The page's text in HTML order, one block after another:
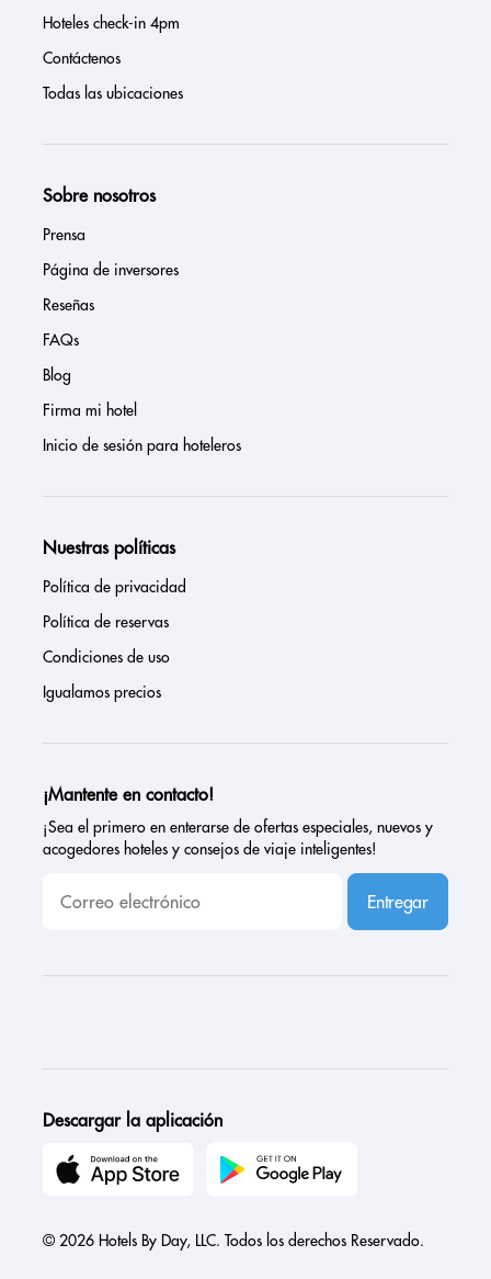
Hoteles check-in 4pm
Contáctenos
Todas las ubicaciones
Sobre nosotros
Prensa
Página de inversores
Reseñas
FAQs
Blog
Firma mi hotel
Inicio de sesión para hoteleros
Nuestras políticas
Política de privacidad
Política de reservas
Condiciones de uso
Igualamos precios
¡Mantente en contacto!
¡Sea el primero en enterarse de ofertas especiales, nuevos y
acogedores hoteles y consejos de viaje inteligentes!
Entregar
Descargar la aplicación
© 2026 Hotels By Day, LLC. Todos los derechos Reservado.